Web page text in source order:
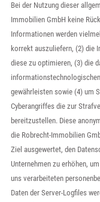
Bei der Nutzung dieser
Immobilien GmbH keine
Informationen werden
korrekt auszuliefern, (2) die
diese zu optimieren, (3) die
gewährleisten sowie (4) um
Cyberangriffes die zur
bereitzustellen. Diese
die Robrecht-Immobilien
Ziel ausgewertet, den
Unternehmen zu erhöhen,
uns verarbeiteten
Daten der Server-Logfiles